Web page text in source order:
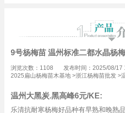
9号杨梅苗 温州标准二都水晶杨
浏览次数：1108
发布时间：2025/08/17
2025扁山杨梅苗木基地>浙江杨梅苗批发>
温州大黑炭.黑高峰6元/KE:
乐清抗耐寒杨梅好品种有早熟和晚熟